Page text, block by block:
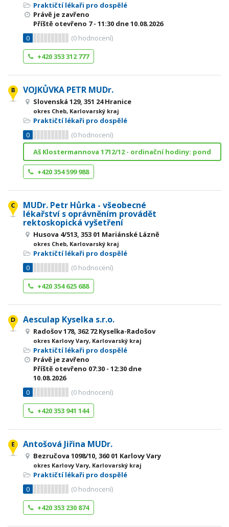
Praktičtí lékaři pro dospělé
Právě je zavřeno
Příště otevřeno 7 - 11:30 dne 10.08.2026
0
(0 hodnocení)
+420 353 312 777
VOJKŮVKA PETR MUDr.
Slovenská 129, 351 24 Hranice
okres Cheb, Karlovarský kraj
Praktičtí lékaři pro dospělé
0
(0 hodnocení)
Aš Klostermannova 1712/12 - ordinační hodiny: pond
+420 354 599 988
MUDr. Petr Hůrka - všeobecné
lékařství s oprávněním provádět
rektoskopická vyšetření
Husova 4/513, 353 01 Mariánské Lázně
okres Cheb, Karlovarský kraj
Praktičtí lékaři pro dospělé
0
(0 hodnocení)
+420 354 625 688
Aesculap Kyselka s.r.o.
Radošov 178, 362 72 Kyselka-Radošov
okres Karlovy Vary, Karlovarský kraj
Praktičtí lékaři pro dospělé
Právě je zavřeno
Příště otevřeno 07:30 - 12:30 dne
10.08.2026
0
(0 hodnocení)
+420 353 941 144
Antošová Jiřina MUDr.
Bezručova 1098/10, 360 01 Karlovy Vary
okres Karlovy Vary, Karlovarský kraj
Praktičtí lékaři pro dospělé
0
(0 hodnocení)
+420 353 230 874